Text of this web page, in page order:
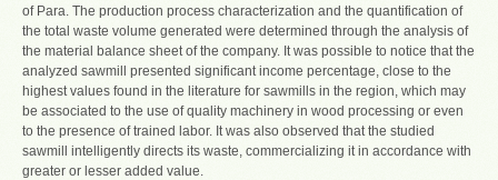
of Para. The production process characterization and the quantification of
the total waste volume generated were determined through the analysis of
the material balance sheet of the company. It was possible to notice that the
analyzed sawmill presented significant income percentage, close to the
highest values found in the literature for sawmills in the region, which may
be associated to the use of quality machinery in wood processing or even
to the presence of trained labor. It was also observed that the studied
sawmill intelligently directs its waste, commercializing it in accordance with
greater or lesser added value.